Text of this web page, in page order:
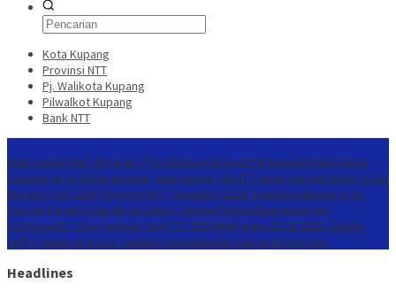
Kota Kupang
Provinsi NTT
Pj. Walikota Kupang
Pilwalkot Kupang
Bank NTT
Menyambut HUT RI Ke-81, PLN Siapkan Sistem Pertahanan Kelistrikan
Canggih di GI Bolok Kupang Jalin Sinergi, BI NTT Gelar Garuda Sakti Cross
Border Fest 2026 Ekonomi NTT Triwulan II 2026 Tumbuh Sebesar 5,01
Persen Perwira dan Bintara Baru Terima Pengarahan Kasbrigif
21/Komodo, Siap Perkuat Yonif TP 939/MMM Buka SLCN 2026, Sekda
Jeffry: Nelayan Harus Jadikan Keselamatan Sebagai Prioritas
Headlines